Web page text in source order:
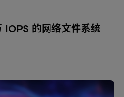
IOPS 的网络文件系统